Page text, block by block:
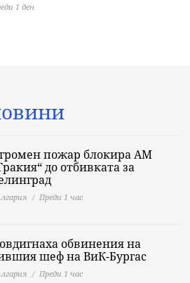
1 ден
пожар блокира АМ
до отбивката за
Преди 1 час
обвинения на
шеф на ВиК-Бургас
Преди 1 час